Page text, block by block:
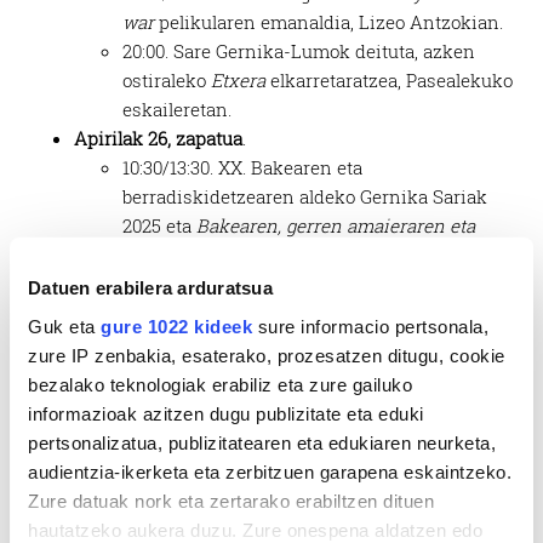
Datuen erabilera arduratsua
Guk eta gure 1022 kideek sure informacio pertsonala,
zure IP zenbakia, esaterako, prozesatzen ditugu, cookie
bezalako teknologiak erabiliz eta zure gailuko
informazioak azitzen dugu publizitate eta eduki
pertsonalizatua, publizitatearen eta edukiaren neurketa,
audientzia-ikerketa eta zerbitzuen garapena eskaintzeko.
Zure datuak nork eta zertarako erabiltzen dituen
hautatzeko aukera duzu. Zure onespena aldatzen edo
warpelikularen emanaldia, Lizeo Antzokian.
20:00. Sare Gernika-Lumok deituta, azken
ostiraleko Etxeraelkarretaratzea, Pasealekuko
eskaileretan.
Apirilak 26, zapatua.
10:30/13:30. XX. Bakearen eta
berradiskidetzearen aldeko Gernika Sariak
2025 eta Bakearen, gerren amaieraren eta
aldeo oihuaekimenaren auzkezpen ekitaldia,
14:00. Bonbardaketatik bizirik atera zirenen
omenezko bazkaria, Jai Alai frontoian.
15:45.4 minutu.Sirena hotsak, herrian zehar.
16:30/17:30. Lora eskaintza bonbardaketan
hildakoen omenez, Zalloko hilerrian.
16:30. I. Rally fotografikoa, Maria Agirre
aretoan.